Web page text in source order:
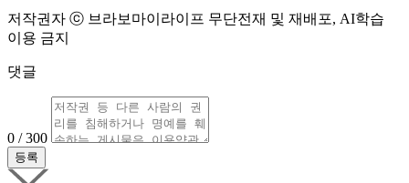
저작권자 ⓒ 브라보마이라이프 무단전재 및 재배포, AI학습
이용 금지
댓글
0 / 300